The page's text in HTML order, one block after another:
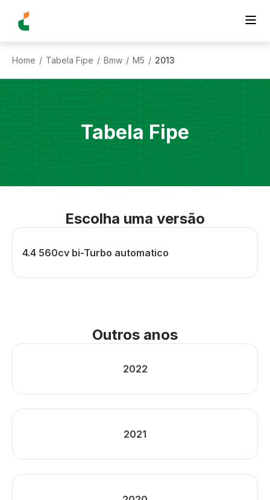
Home / Tabela Fipe / Bmw / M5 / 2013
Tabela Fipe
Escolha uma versão
4.4 560cv bi-Turbo automatico
Outros anos
2022
2021